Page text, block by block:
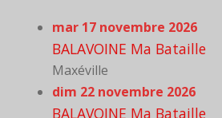
mar 17 novembre 2026
BALAVOINE Ma Bataille
Maxéville
dim 22 novembre 2026
BALAVOINE Ma Bataille